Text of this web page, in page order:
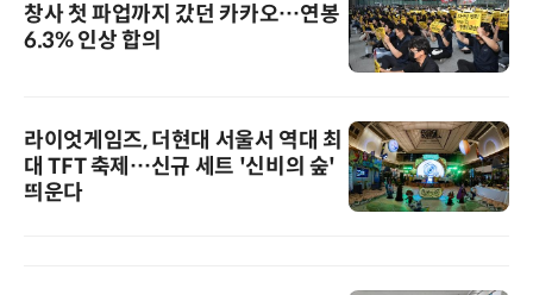
창사 첫 파업까지 갔던 카카오…연봉
6.3% 인상 합의
라이엇게임즈, 더현대 서울서 역대 최
대 TFT 축제…신규 세트 '신비의 숲'
띄운다